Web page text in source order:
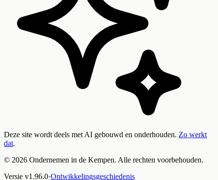
Deze site wordt deels met AI gebouwd en onderhouden. Zo werkt
dat.
© 2026 Ondernemen in de Kempen. Alle rechten voorbehouden.
Versie v1.96.0·Ontwikkelingsgeschiedenis